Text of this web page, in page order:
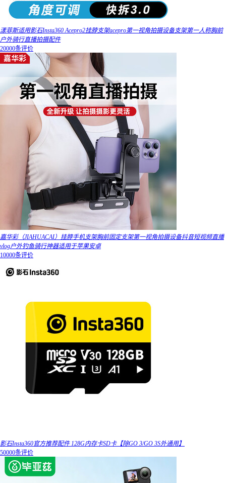
漾菲斯适用影石Insta360 Acepro2挂脖支架acepro第一视角拍摄设备支架第一人称胸前
户外骑行直播拍摄配件
20000条评价
嘉华彩（JIAHUACAI）挂脖手机支架胸前固定支架第一视角拍摄设备抖音短视频直播
vlog户外钓鱼骑行神器适用于苹果安卓
10000条评价
影石Insta360官方推荐配件 128G内存卡SD卡【除GO 3/GO 3S外通用】
50000条评价